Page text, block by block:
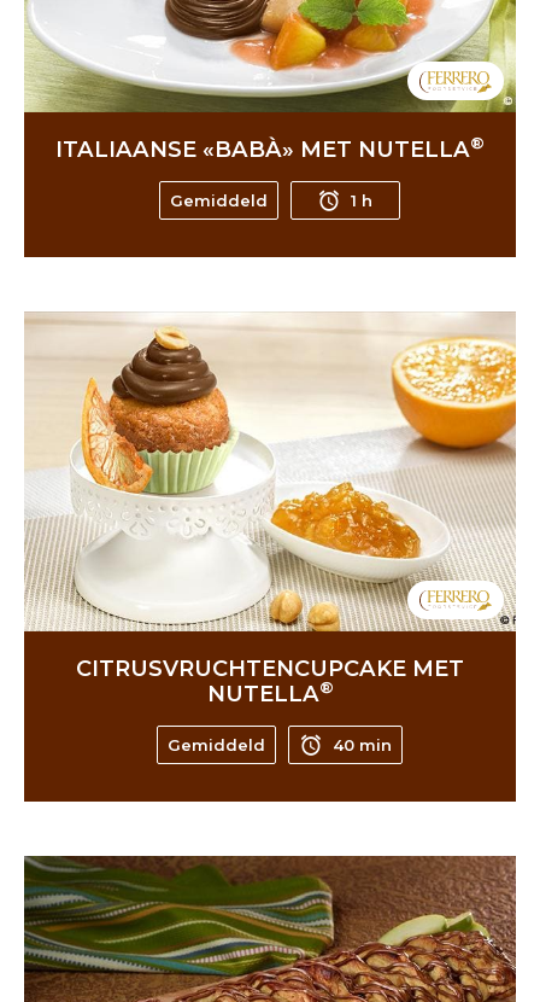
ITALIAANSE «BABÀ» MET NUTELLA®
Gemiddeld 1 h
CITRUSVRUCHTENCUPCAKE MET
NUTELLA®
Gemiddeld 40 min